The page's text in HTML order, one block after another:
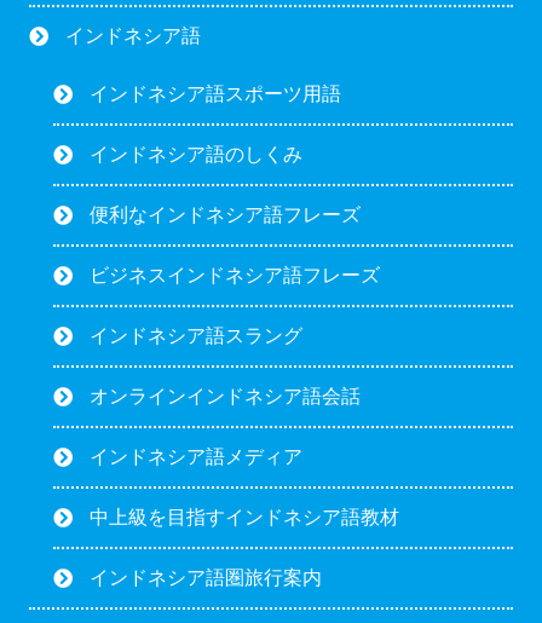
インドネシア語
インドネシア語スポーツ用語
インドネシア語のしくみ
便利なインドネシア語フレーズ
ビジネスインドネシア語フレーズ
インドネシア語スラング
オンラインインドネシア語会話
インドネシア語メディア
中上級を目指すインドネシア語教材
インドネシア語圏旅行案内